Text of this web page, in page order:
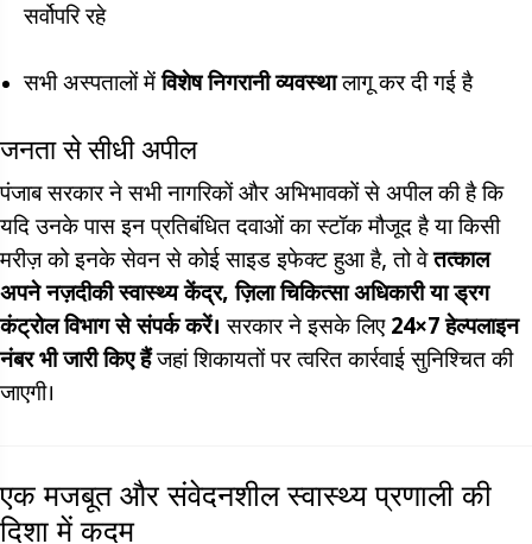
सर्वोपरि रहे
सभी अस्पतालों मेंविशेष निगरानी व्यवस्थालागू कर दी गई है
जनता से सीधी अपील
पंजाब सरकार ने सभी नागरिकों और अभिभावकों से अपील की है कि
यदि उनके पास इन प्रतिबंधित दवाओं का स्टॉक मौजूद है या किसी
मरीज़ को इनके सेवन से कोई साइड इफेक्ट हुआ है, तो वेतत्काल
अपने नज़दीकी स्वास्थ्य केंद्र, ज़िला चिकित्सा अधिकारी या ड्रग
कंट्रोल विभाग से संपर्क करें। सरकार ने इसके लिए 24×7 हेल्पलाइन
नंबर भी जारी किए हैंजहां शिकायतों पर त्वरित कार्रवाई सुनिश्चित की
जाएगी।
एक मजबूत और संवेदनशील स्वास्थ्य प्रणाली की
दिशा में कदम